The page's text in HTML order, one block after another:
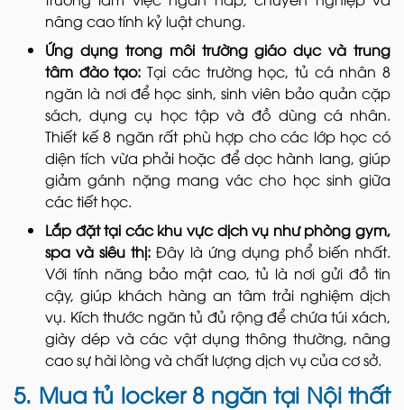
nâng cao tính kỷ luật chung.
Ứng dụng trong môi trường giáo dục và trung
tâm đào tạo:Tại các trường học, tủ cá nhân 8
ngăn là nơi để học sinh, sinh viên bảo quản cặp
sách, dụng cụ học tập và đồ dùng cá nhân.
Thiết kế 8 ngăn rất phù hợp cho các lớp học có
diện tích vừa phải hoặc để dọc hành lang, giúp
giảm gánh nặng mang vác cho học sinh giữa
các tiết học.
Lắp đặt tại các khu vực dịch vụ như phòng gym,
spa và siêu thị: Đây là ứng dụng phổ biến nhất.
Với tính năng bảo mật cao, tủ là nơi gửi đồ tin
cậy, giúp khách hàng an tâm trải nghiệm dịch
vụ. Kích thước ngăn tủ đủ rộng để chứa túi xách,
giày dép và các vật dụng thông thường, nâng
cao sự hài lòng và chất lượng dịch vụ của cơ sở.
5. Mua tủ locker 8 ngăn tại Nội thất